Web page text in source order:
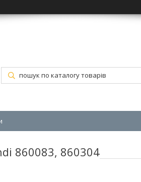
860083, 860304